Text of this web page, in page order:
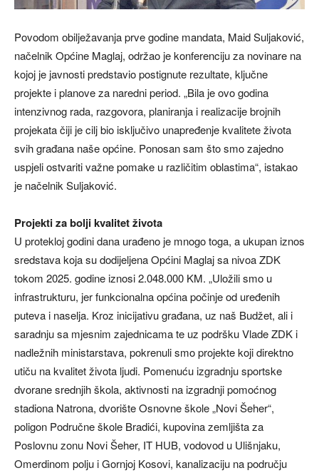
Povodom obilježavanja prve godine mandata, Maid Suljaković,
načelnik Općine Maglaj, održao je konferenciju za novinare na
kojoj je javnosti predstavio postignute rezultate, ključne
projekte i planove za naredni period. „Bila je ovo godina
intenzivnog rada, razgovora, planiranja i realizacije brojnih
projekata čiji je cilj bio isključivo unapređenje kvalitete života
svih građana naše općine. Ponosan sam što smo zajedno
uspjeli ostvariti važne pomake u različitim oblastima“, istakao
je načelnik Suljaković.
Projekti za bolji kvalitet života
U protekloj godini dana urađeno je mnogo toga, a ukupan iznos
sredstava koja su dodijeljena Općini Maglaj sa nivoa ZDK
tokom 2025. godine iznosi 2.048.000 KM. „Uložili smo u
infrastrukturu, jer funkcionalna općina počinje od uređenih
puteva i naselja. Kroz inicijativu građana, uz naš Budžet, ali i
saradnju sa mjesnim zajednicama te uz podršku Vlade ZDK i
nadležnih ministarstava, pokrenuli smo projekte koji direktno
utiču na kvalitet života ljudi. Pomenuću izgradnju sportske
dvorane srednjih škola, aktivnosti na izgradnji pomoćnog
stadiona Natrona, dvorište Osnovne škole „Novi Šeher“,
poligon Područne škole Bradići, kupovina zemljišta za
Poslovnu zonu Novi Šeher, IT HUB, vodovod u Ulišnjaku,
Omerdinom polju i Gornjoj Kosovi, kanalizaciju na području